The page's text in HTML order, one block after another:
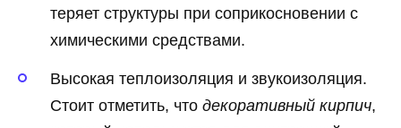
теряет структуры при соприкосновении с
химическими средствами.
Высокая теплоизоляция и звукоизоляция.
Стоит отметить, что декоративный кирпич,